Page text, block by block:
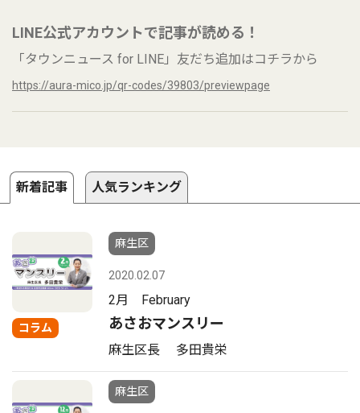
LINE公式アカウントで記事が読める！
「タウンニュース for LINE」友だち追加はコチラから
https://aura-mico.jp/qr-codes/39803/previewpage
新着記事 人気ランキング
コラム
麻生区
2020.02.07
2月 February
あさおマンスリー
麻生区長 多田貴栄
麻生区